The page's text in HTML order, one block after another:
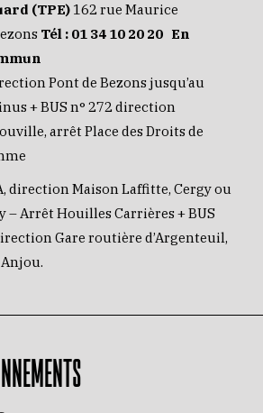
(TPE) 162 rue Maurice
Tél : 01 34 10 20 20 En
Pont de Bezons jusqu’au
+ BUS n° 272 direction
arrêt Place des Droits de
direction Maison Laffitte, Cergy ou
– Arrêt Houilles Carrières + BUS
Gare routière d’Argenteuil,